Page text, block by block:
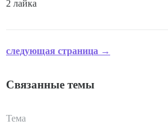
2 лайка
следующая страница →
Связанные темы
Тема